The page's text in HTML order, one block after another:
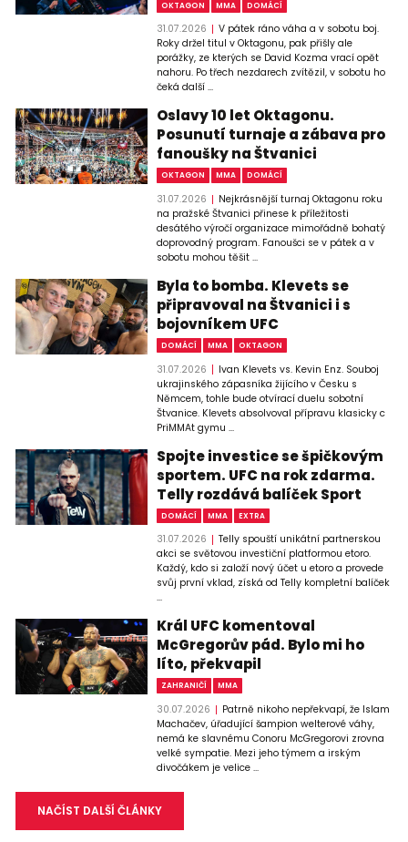
OKTAGON MMA DOMÁCÍ
31.07.2026
V pátek ráno váha a v sobotu boj.
Roky držel titul v Oktagonu, pak přišly ale
porážky, ze kterých se David Kozma vrací opět
nahoru. Po třech nezdarech zvítězil, v sobotu ho
čeká další ...
Oslavy 10 let Oktagonu.
Posunutí turnaje a zábava pro
fanoušky na Štvanici
OKTAGON MMA DOMÁCÍ
31.07.2026
Nejkrásnější turnaj Oktagonu roku
na pražské Štvanici přinese k příležitosti
desátého výročí organizace mimořádně bohatý
doprovodný program. Fanoušci se v pátek a v
sobotu mohou těšit ...
Byla to bomba. Klevets se
připravoval na Štvanici i s
bojovníkem UFC
DOMÁCÍ MMA OKTAGON
31.07.2026
Ivan Klevets vs. Kevin Enz. Souboj
ukrajinského zápasníka žijícího v Česku s
Němcem, tohle bude otvírací duelu sobotní
Štvanice. Klevets absolvoval přípravu klasicky c
PriMMAt gymu ...
Spojte investice se špičkovým
sportem. UFC na rok zdarma.
Telly rozdává balíček Sport
DOMÁCÍ MMA EXTRA
31.07.2026
Telly spouští unikátní partnerskou
akci se světovou investiční platformou etoro.
Každý, kdo si založí nový účet u etoro a provede
svůj první vklad, získá od Telly kompletní balíček
...
Král UFC komentoval
McGregorův pád. Bylo mi ho
líto, překvapil
ZAHRANIČÍ MMA
30.07.2026
Patrně nikoho nepřekvapí, že Islam
Machačev, úřadující šampion welterové váhy,
nemá ke slavnému Conoru McGregorovi zrovna
velké sympatie. Mezi jeho týmem a irským
divočákem je velice ...
NAČÍST DALŠÍ ČLÁNKY